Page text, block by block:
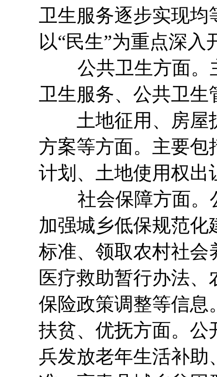
卫生服务逐步实现
以“民生”为重点深
公共卫生方面。
卫生服务、公共卫
土地征用、房屋
方案等方面。主要包
计划、土地使用权出
社会保障方面。公
加强城乡低保规范
标准、领取农村社会
医疗救助暂行办法
保险政策调整等信息
扶贫、优抚方面。公
兵发放老年生活补助